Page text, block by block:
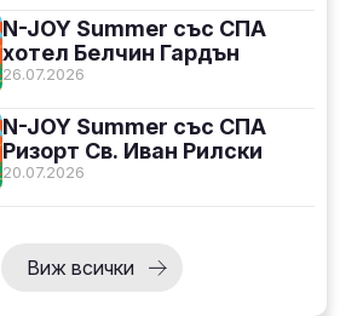
26.07.2026
N-JOY Summer със СПА
хотел Белчин Гардън
20.07.2026
N-JOY Summer със СПА
Ризорт Св. Иван Рилски
Виж всички